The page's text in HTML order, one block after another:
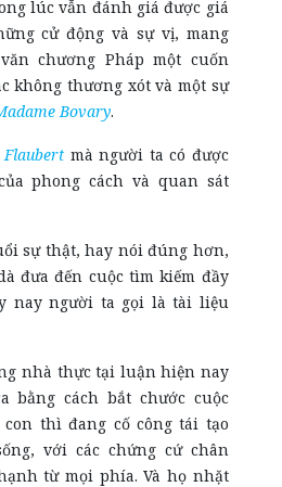
lúc vẫn đánh giá được giá
cử động và sự vị, mang
chương Pháp một cuốn
không thương xót và một sự
Bovary.
Flaubertmà người ta có được
phong cách và quan sát
sự thật, hay nói đúng hơn,
đưa đến cuộc tìm kiếm đầy
nay người ta gọi là tài liệu
nhà thực tại luận hiện nay
bằng cách bắt chước cuộc
thì đang cố công tái tạo
với các chứng cứ chân
từ mọi phía. Và họ nhặt